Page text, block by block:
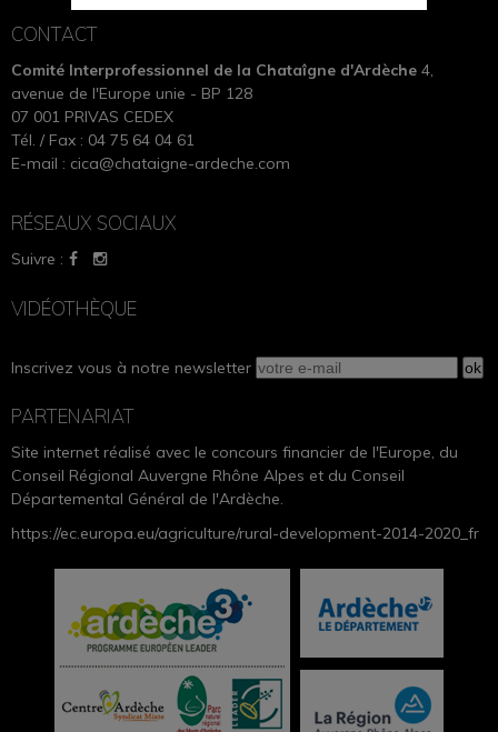
CONTACT
Comité Interprofessionnel de la Chataîgne d'Ardèche 4,
avenue de l'Europe unie - BP 128
07 001 PRIVAS CEDEX
Tél. / Fax : 04 75 64 04 61
E-mail : cica@chataigne-ardeche.com
RÉSEAUX SOCIAUX
Suivre :
VIDÉOTHÈQUE
Inscrivez vous à notre newsletter
PARTENARIAT
Site internet réalisé avec le concours financier de l'Europe, du
Conseil Régional Auvergne Rhône Alpes et du Conseil
Départemental Général de l'Ardèche.
https://ec.europa.eu/agriculture/rural-development-2014-2020_fr